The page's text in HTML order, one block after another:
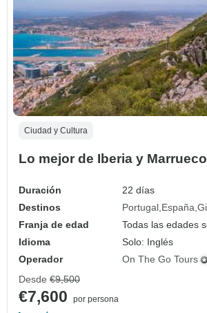
Ciudad y Cultura
Lo mejor de Iberia y
Duración
22 días
Destinos
Portugal España
Franja de edad
Todas las edades
Idioma
Solo: Inglés
Operador
On The Go Tours
Desde €9,500
€7,600
por persona